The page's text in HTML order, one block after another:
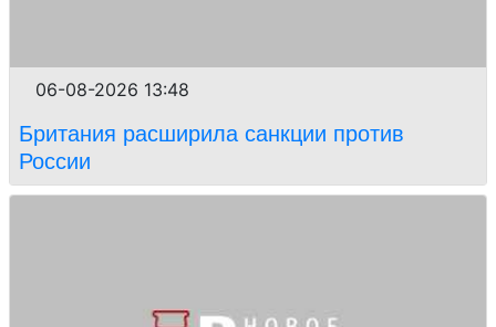
06-08-2026 13:48
Британия расширила санкции против
России